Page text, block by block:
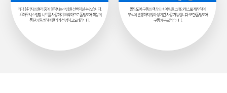
최대 14가지의 컬러 중에 원하시는 색상을 선택하실 수 있습니다.
LG하우시스 랩핑 시트를 사용하여 제작하므로 폴딩도어 색상의
품질이 일정하며 컬러가 선명하고 오래갑니다.
폴딩도어 구동의 핵심인 베어링을 스테인레스로 제작하여
부식이 발생하지 않아 장기간 사용 가능합니다. 또한 폴딩도어
구동이 부드럽습니다.